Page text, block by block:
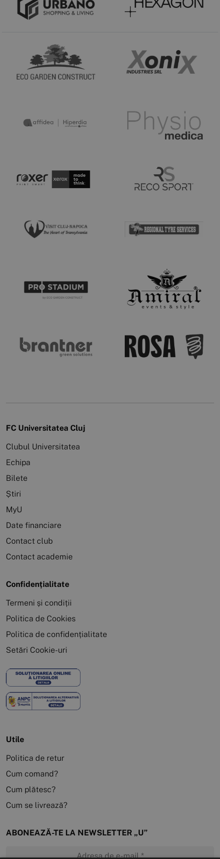
FC Universitatea Cluj
Clubul Universitatea
Echipa
Bilete
Știri
MyU
Date financiare
Contact club
Contact academie
Confidențialitate
Termeni și condiții
Politica de Cookies
Politica de confidențialitate
Setări Cookie-uri
Utile
Politica de retur
Cum comand?
Cum plătesc?
Cum se livrează?
ABONEAZĂ-TE LA NEWSLETTER „U”